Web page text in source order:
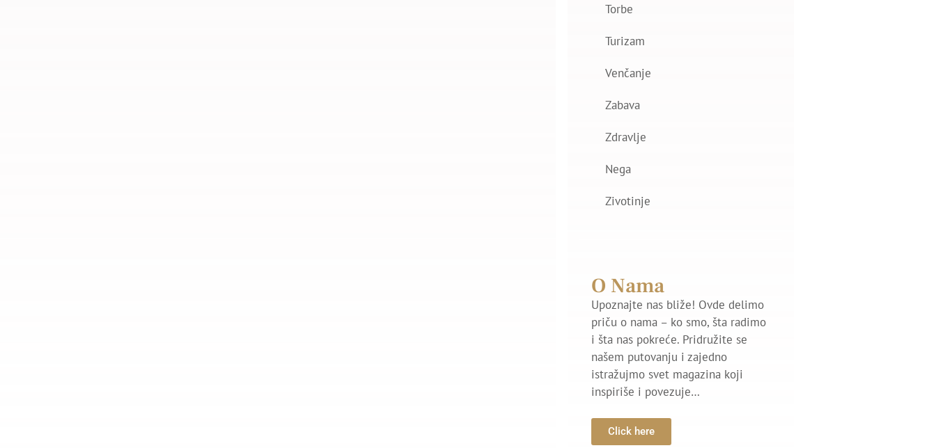
Torbe
Turizam
Venčanje
Zabava
Zdravlje
Nega
Zivotinje
O Nama
Upoznajte nas bliže! Ovde delimo
priču o nama – ko smo, šta radimo
i šta nas pokreće. Pridružite se
našem putovanju i zajedno
istražujmo svet magazina koji
inspiriše i povezuje…
Click here